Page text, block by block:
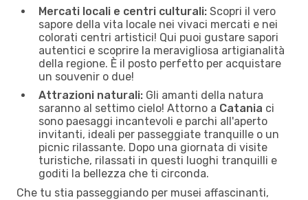
Mercati locali e centri culturali: Scopri il vero
sapore della vita locale nei vivaci mercati e nei
colorati centri artistici! Qui puoi gustare sapori
autentici e scoprire la meravigliosa artigianalità
della regione. È il posto perfetto per acquistare
un souvenir o due!
Attrazioni naturali: Gli amanti della natura
saranno al settimo cielo! Attorno a Catania ci
sono paesaggi incantevoli e parchi all'aperto
invitanti, ideali per passeggiate tranquille o un
picnic rilassante. Dopo una giornata di visite
turistiche, rilassati in questi luoghi tranquilli e
goditi la bellezza che ti circonda.
Che tu stia passeggiando per musei affascinanti,